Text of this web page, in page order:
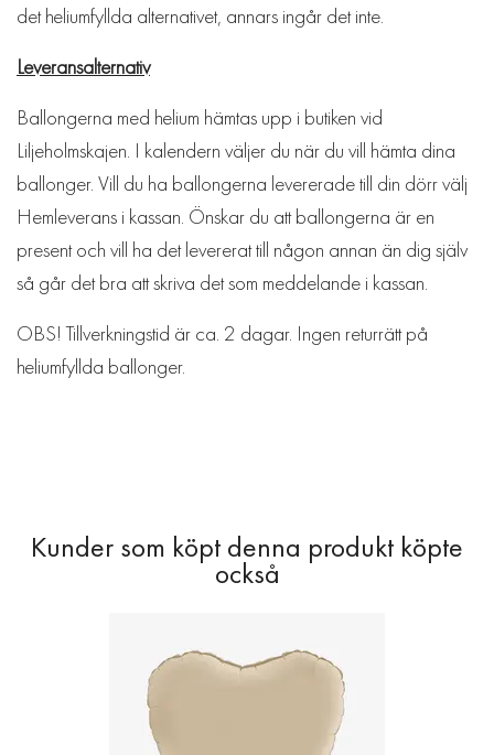
det heliumfyllda alternativet, annars ingår det inte.
Leveransalternativ
Ballongerna med helium hämtas upp i butiken vid
Liljeholmskajen. I kalendern väljer du när du vill hämta dina
ballonger. Vill du ha ballongerna levererade till din dörr välj
Hemleverans i kassan. Önskar du att ballongerna är en
present och vill ha det levererat till någon annan än dig själv
så går det bra att skriva det som meddelande i kassan.
OBS! Tillverkningstid är ca. 2 dagar. Ingen returrätt på
heliumfyllda ballonger.